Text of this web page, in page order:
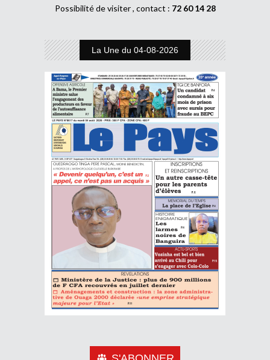
Possibilité de visiter , contact : 72 60 14 28
La Une du 04-08-2026